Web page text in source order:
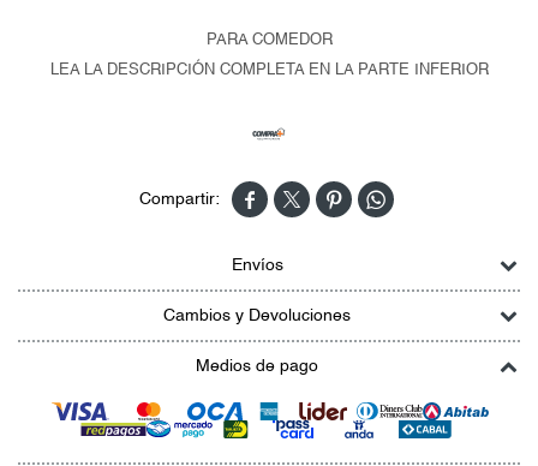
PARA COMEDOR
LEA LA DESCRIPCIÓN COMPLETA EN LA PARTE INFERIOR
   
Envíos
Cambios y Devoluciones
Medios de pago